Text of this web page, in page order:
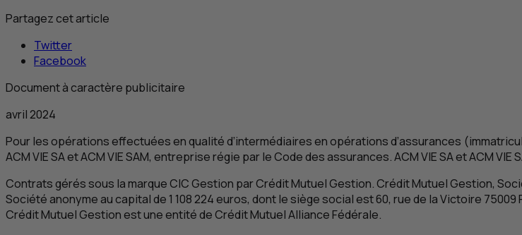
Partagez cet article
Twitter
Facebook
Document à caractère publicitaire
avril 2024
Pour les opérations effectuées en qualité d’intermédiaires en opérations d’assurances
ACMVIESAetACMVIESAM, entreprise régie par le Code des assurances.ACMVIESAetACMVIE
Contrats gérés sous la marqueCICGestion par Crédit Mutuel Gestion. Crédit Mutuel Gestion,
Société anonyme au capital de 1 108 224 euros, dont le siège social est 60, rue de la Victoire 75009
Crédit Mutuel Gestion est une entité de Crédit Mutuel Alliance Fédérale.